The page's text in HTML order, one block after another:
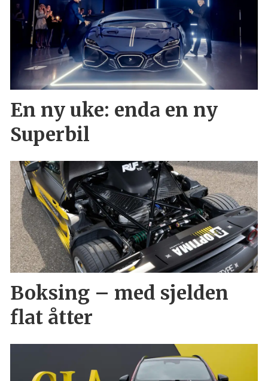
En ny uke: enda en ny
Superbil
Boksing – med sjelden
flat åtter